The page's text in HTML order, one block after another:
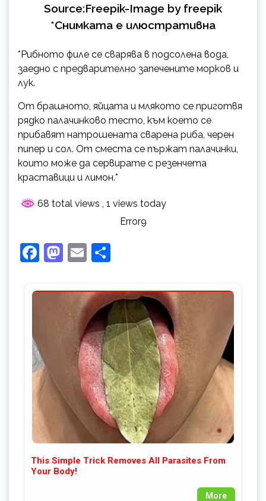
Source:Freepik-Image by freepik
*Снимката е илюстративна
*Рибното филе се сварява в подсолена вода,
заедно с предварително запечените морков и
лук.
От брашното, яйцата и млякото се приготвя
рядко палачинково тесто, към което се
прибавят натрошената сварена риба, черен
пипер и сол. От сместа се пържат палачинки,
които може да сервирате с резенчета
краставици и лимон.*
68 total views , 1 views today
Error9
Facebook
Mastodon
Email
This Simple Trick Removes All Parasites From
Your Body!
More